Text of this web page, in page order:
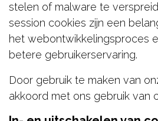
stelen of malware te
session cookies zijn een
het webontwikkelingsproces
betere gebruikerservaring.
Door gebruik te maken van
akkoord met ons gebruik van